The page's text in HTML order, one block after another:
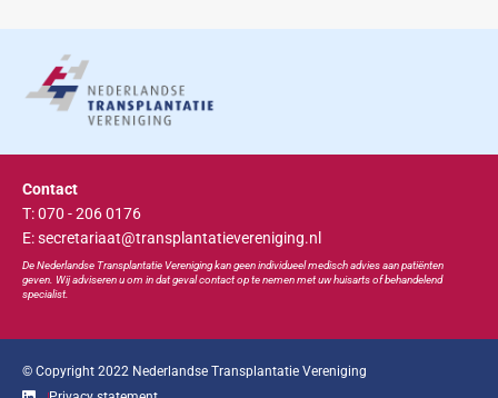
Contact
T: 070 - 206 0176
E: secretariaat@transplantatievereniging.nl
De Nederlandse Transplantatie Vereniging kan geen individueel medisch advies aan patiënten
geven. Wij adviseren u om in dat geval contact op te nemen met uw huisarts of behandelend
specialist.
© Copyright 2022 Nederlandse Transplantatie Vereniging